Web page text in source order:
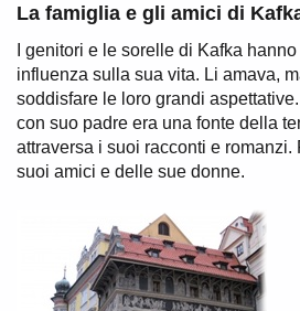
La famiglia e gli amici di
I genitori e le sorelle di Kafka
influenza sulla sua vita. Li amava,
soddisfare le loro grandi
con suo padre era una fonte della
attraversa i suoi racconti e romanzi.
suoi amici e delle sue donne.